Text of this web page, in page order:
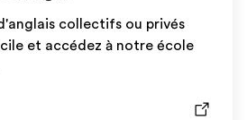
collectifs ou privés
et accédez à notre école